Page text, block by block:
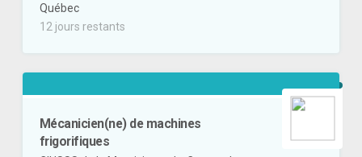
Québec
12 jours restants
Mécanicien(ne) de machines
frigorifiques